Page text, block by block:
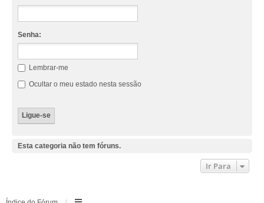
Senha:
Lembrar-me
Ocultar o meu estado nesta sessão
Esta categoria não tem fóruns.
Ir Para